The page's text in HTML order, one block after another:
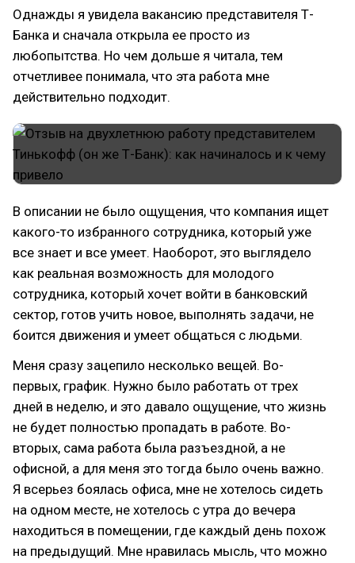
Однажды я увидела вакансию представителя Т-
Банка и сначала открыла ее просто из
любопытства. Но чем дольше я читала, тем
отчетливее понимала, что эта работа мне
действительно подходит.
В описании не было ощущения, что компания ищет
какого-то избранного сотрудника, который уже
все знает и все умеет. Наоборот, это выглядело
как реальная возможность для молодого
сотрудника, который хочет войти в банковский
сектор, готов учить новое, выполнять задачи, не
боится движения и умеет общаться с людьми.
Меня сразу зацепило несколько вещей. Во-
первых, график. Нужно было работать от трех
дней в неделю, и это давало ощущение, что жизнь
не будет полностью пропадать в работе. Во-
вторых, сама работа была разъездной, а не
офисной, а для меня это тогда было очень важно.
Я всерьез боялась офиса, мне не хотелось сидеть
на одном месте, не хотелось с утра до вечера
находиться в помещении, где каждый день похож
на предыдущий. Мне нравилась мысль, что можно